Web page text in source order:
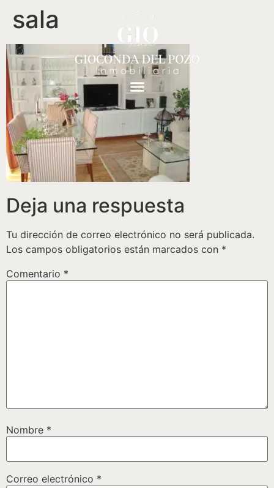
sala
Deja una respuesta
Tu dirección de correo electrónico no será publicada.
Los campos obligatorios están marcados con *
Comentario *
Nombre *
Correo electrónico *